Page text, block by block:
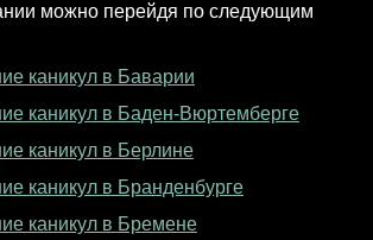
можно перейдя по следующим
каникул в Баварии
каникул в Баден-Вюртемберге
каникул в Берлине
каникул в Бранденбурге
каникул в Бремене